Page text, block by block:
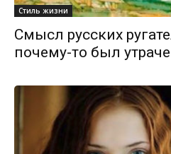
Стиль жизни
Смысл русских
почему-то был